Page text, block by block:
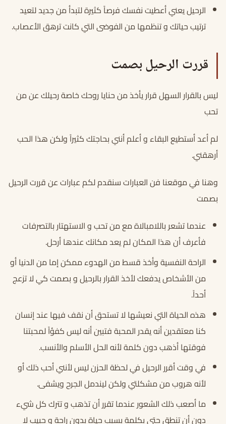
الرحيل يعني أعطيت نفسك فرصاً كثيرة لتبدأ من جديد لتعيد
ترتيب حياتك و تنظمها من الفوضى التي كانت ترهق الأعصاب.
قررت الرحيل بصمت
ليس بالقرار السهل قرار يأخذ من حنايا روحك خاصة رحيلك عن من
تحب
لم أعد أستطيع البقاء و أعلم أنني بحاجتك كثيراً ولكن هذا الحب
أرهقني.
وهنا في موقعنا فن العبارات سنقدم لكم عبارات عن قررت الرحيل
بصمت
عندما تشعر باللامبالاة مع من تحب و الاستهتار بالتصرفات
فأعرف أن هذا المكان لم يعد مكانك عندها أرحل.
الراحة النفسية وأخذ قسط من الهدوء ممكن إما من الدنيا أو
من الأشخاص يدفعك لأخذ القرار بالرحيل و بصمت كي لا تزعج
أحداً.
هذه الحياة التي نعيشها لا تستحق أن نقف فيها عند إنسان
كنا معتقدين أنه يقدر المحبة فتبين أنه ليس كفؤاً لمحبتنا
فوقتها أذهب دون كلمة لأنه الحل الأسلم والأنسب.
في وقت أقرر الرحيل في لحظة الحزن ليس لأنني أحب ذلك أو
لأنه هروب من مشكلتي ولكن ليندمل الجرح ويشفى.
ما أصعب ذلك الشعور عندما تقرر أن تذهب و تترك كل شيء
دون أن تنطق حتى بكلمة بسبب حياة بدون راحة و حبيب لا